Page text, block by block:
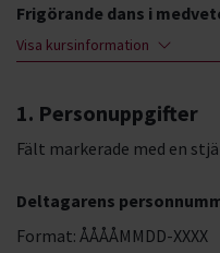
Frigörande dans i
Visa kursinformation
1. Personuppgifter
Fält markerade med en
Deltagarens
Format: ÅÅÅÅMMDD-XXXX